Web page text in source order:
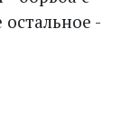
-